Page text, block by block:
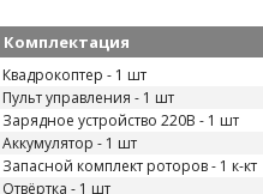
Комплектация
Квадрокоптер - 1 шт
Пульт управления - 1 шт
Зарядное устройство 220В - 1 шт
Аккумулятор - 1 шт
Запасной комплект роторов - 1 к-кт
Отвёртка - 1 шт